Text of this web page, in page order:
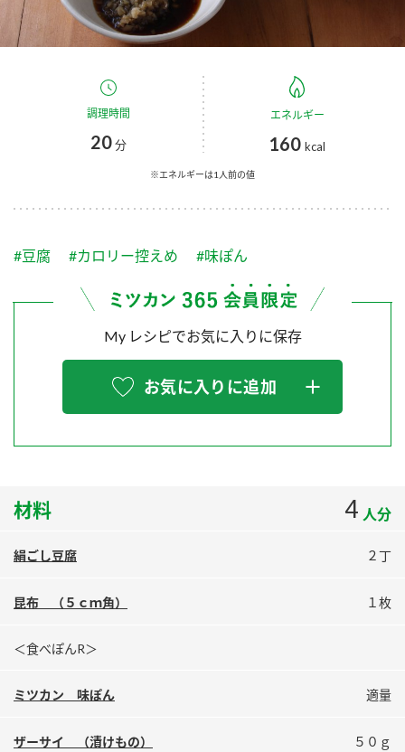
つゆ
スープ 中華
ふりかけ
炊き込みご飯の素 米飯用調味液
くらしプラ酢
お酢ドリンク
つゆ
PIN印
スペシャルサイト
お酢を知ろう！
ぽん酢サワー
鍋奉行マニュアル
ミツカンのCM
国内事業概要
企業理念
ミツカンの歴史
ミツカンを知る
環境への取り組み
ZENB initiative
MIM（ミツカンミュージアム）
各部門が大切にしていること
キッザニア東京「ぽん酢工房」
販売終了製品のご案内
よくあるご質問
地図から取り扱い店舗を探す
検索
調理時間
20分
エネルギー
160 kcal
※エネルギーは1人前の値
#豆腐 #カロリー控えめ #味ぽん
My レシピでお気に入りに保存
お気に入りに追加
材料 4 人分
絹ごし豆腐 ２丁
昆布 （５ｃｍ角） １枚
＜食べぽんR＞
ミツカン 味ぽん 適量
ザーサイ （漬けもの） ５０ｇ